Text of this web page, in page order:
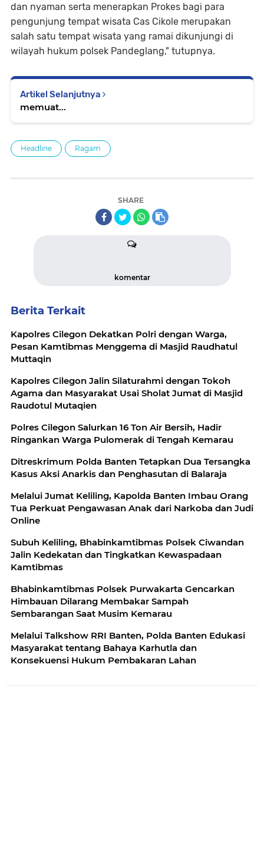
dan nyaman serta menerapkan Prokes bagi para
pengunjung tempat wisata Cas Cikole merupakan
salah satu tempat wisata yang ramai dikunjungi di
wilayah hukum polsek Pandeglang," tutupnya.
Artikel Selanjutnya
memuat...
Headline Ragam
SHARE
komentar
Berita Terkait
Kapolres Cilegon Dekatkan Polri dengan Warga,
Pesan Kamtibmas Menggema di Masjid Raudhatul
Muttaqin
Kapolres Cilegon Jalin Silaturahmi dengan Tokoh
Agama dan Masyarakat Usai Sholat Jumat di Masjid
Raudotul Mutaqien
Polres Cilegon Salurkan 16 Ton Air Bersih, Hadir
Ringankan Warga Pulomerak di Tengah Kemarau
Ditreskrimum Polda Banten Tetapkan Dua Tersangka
Kasus Aksi Anarkis dan Penghasutan di Balaraja
Melalui Jumat Keliling, Kapolda Banten Imbau Orang
Tua Perkuat Pengawasan Anak dari Narkoba dan Judi
Online
Subuh Keliling, Bhabinkamtibmas Polsek Ciwandan
Jalin Kedekatan dan Tingkatkan Kewaspadaan
Kamtibmas
Bhabinkamtibmas Polsek Purwakarta Gencarkan
Himbauan Dilarang Membakar Sampah
Sembarangan Saat Musim Kemarau
Melalui Talkshow RRI Banten, Polda Banten Edukasi
Masyarakat tentang Bahaya Karhutla dan
Konsekuensi Hukum Pembakaran Lahan